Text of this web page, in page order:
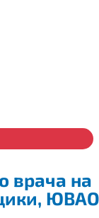
врача на
ЮВАО